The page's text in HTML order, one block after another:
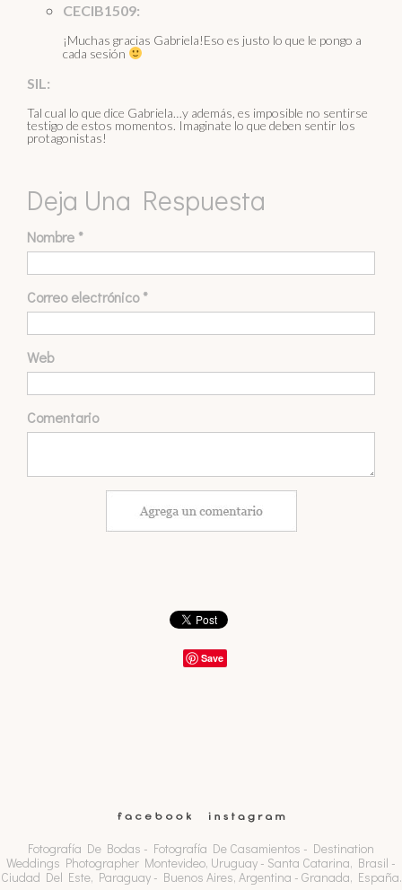
CECIB1509:
¡Muchas gracias Gabriela!Eso es justo lo que le pongo a
cada sesión
SIL:
Tal cual lo que dice Gabriela…y además, es imposible no sentirse
testigo de estos momentos. Imaginate lo que deben sentir los
protagonistas!
Deja Una Respuesta
Nombre *
Correo electrónico*
Web
Comentario
Save
Fotografía De Bodas - Fotografía De Casamientos - Destination
Weddings Photographer Montevideo, Uruguay - Santa Catarina, Brasil -
Ciudad Del Este, Paraguay - Buenos Aires, Argentina - Granada, España.